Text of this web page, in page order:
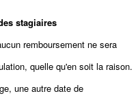
stagiaires
remboursement ne sera
quelle qu'en soit la raison.
une autre date de